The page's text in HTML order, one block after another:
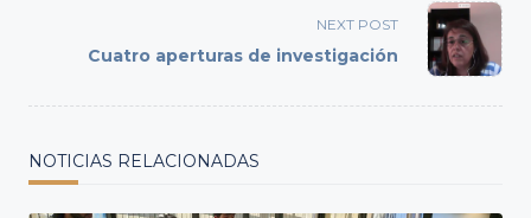
text">Page</span>
NEXT POST
Cuatro aperturas de investigación
NOTICIAS RELACIONADAS